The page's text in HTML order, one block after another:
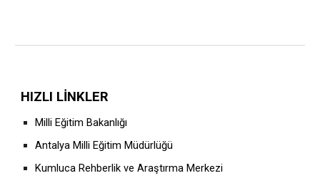
HIZLI LİNKLER
Milli Eğitim Bakanlığı
Antalya Milli Eğitim Müdürlüğü
Kumluca Rehberlik ve Araştırma Merkezi